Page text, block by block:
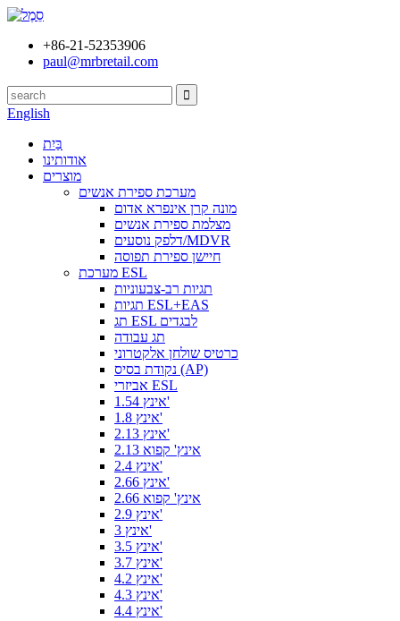
‎+86-21-52353906
paul@mrbretail.com
English
בַּיִת
אודותינו
מוצרים
מערכת ספירת אנשים
מונה קרן אינפרא אדום
מצלמת ספירת אנשים
דלפק נוסעים/MDVR
חיישן ספירת תפוסה
מערכת ESL
תגיות רב-צבעוניות
תגיות ESL+EAS
תג ESL לבגדים
תג עבודה
כרטיס שולחן אלקטרוני
נקודת בסיס (AP)
אביזרי ESL
1.54 אינץ'
1.8 אינץ'
2.13 אינץ'
2.13 אינץ' קפוא
2.4 אינץ'
2.66 אינץ'
2.66 אינץ' קפוא
2.9 אינץ'
3 אינץ'
3.5 אינץ'
3.7 אינץ'
4.2 אינץ'
4.3 אינץ'
4.4 אינץ'